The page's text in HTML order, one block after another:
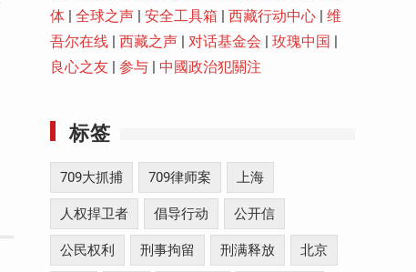
体 | 全球之声 | 安全工具箱 | 西藏行动中心 | 维
吾尔在线 | 西藏之声 | 对话基金会 | 玫瑰中国 |
良心之友 | 参与 | 中國政治犯關注
标签
709大抓捕 709律师案 上海
人权捍卫者 倡导行动 公开信
公民权利 刑事拘留 刑满释放 北京